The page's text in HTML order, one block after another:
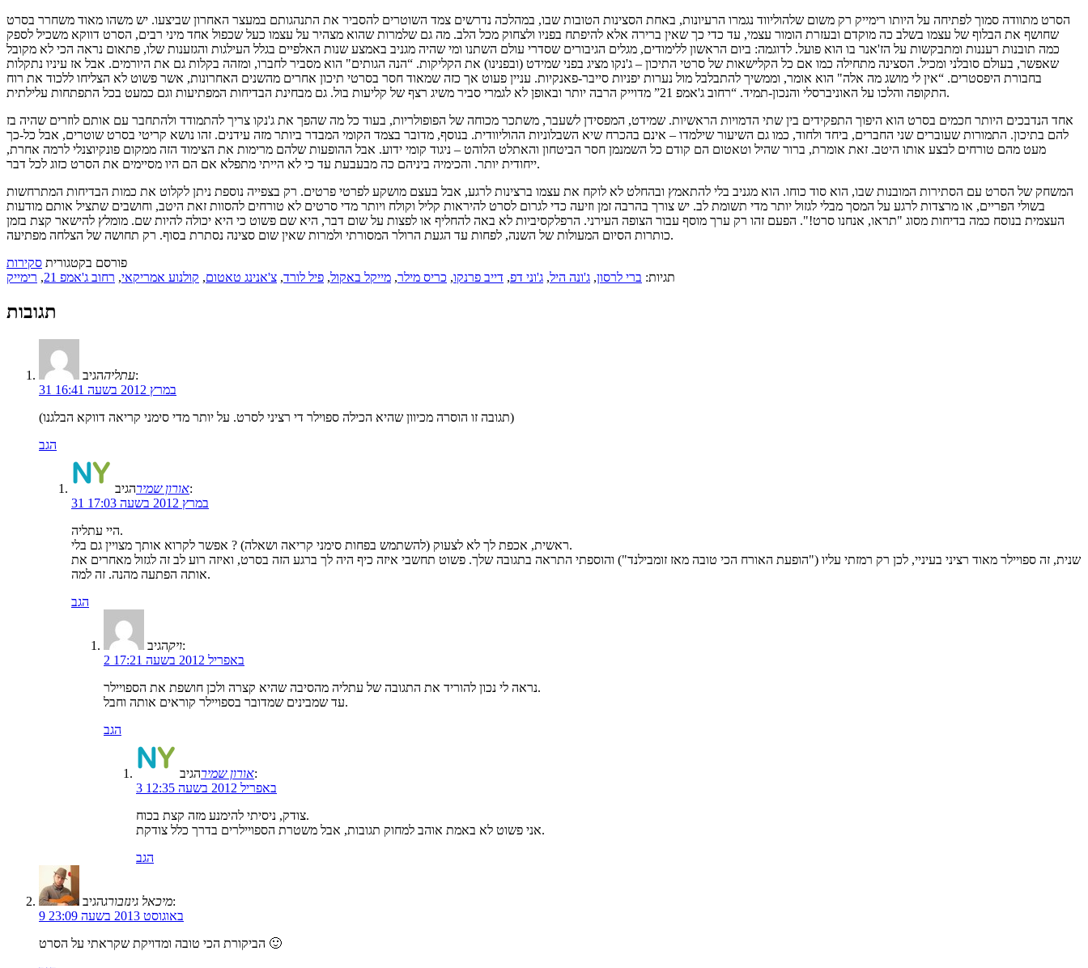
הסרט מתוודה סמוך לפתיחה על היותו רימייק רק משום שלהוליווד נגמרו הרעיונות, באחת הסצינות הטובות שבו, במהלכה נדרשים צמד השוטרים להסביר את התנהגותם במעצר האחרון שביצעו. יש משהו מאוד משחרר בסרט
שחושף את הבלוף של עצמו בשלב כה מוקדם ובעזרת הומור עצמי, עד כדי כך שאין ברירה אלא להיפתח בפניו ולצחוק מכל הלב. מה גם שלמרות שהוא מצהיר על עצמו כעל שכפול אחד מיני רבים, הסרט דווקא משכיל לספק
כמה תובנות רעננות ומתבקשות על הז'אנר בו הוא פועל. לדוגמה: ביום הראשון ללימודים, מגלים הגיבורים שסדרי עולם השתנו ומי שהיה מגניב באמצע שנות האלפיים בגלל העילגות והגזענות שלו, פתאום נראה הכי לא מקובל
שאפשר, בעולם סובלני ומכיל. הסצינה מתחילה כמו אם כל הקלישאות של סרטי התיכון – ג'נקו מציג בפני שמידט (ובפנינו) את הקליקות. “הנה הגותים" הוא מסביר לחברו, ומזהה בקלות גם את היורמים. אבל אז עיניו נתקלות
בחבורת היפסטרים. “אין לי מושג מה אלה" הוא אומר, וממשיך להתבלבל מול נערות יפניות סייבר-פאנקיות. עניין פעוט אך כזה שמאוד חסר בסרטי תיכון אחרים מהשנים האחרונות, אשר פשוט לא הצליחו ללכוד את רוח
התקופה והלכו על האוניברסלי והנכון-תמיד. “רחוב ג'אמפ 21” מדוייק הרבה יותר ובאופן לא לגמרי סביר משיג רצף של קליעות בול. גם מבחינת הבדיחות המפתיעות וגם כמעט בכל התפתחות עלילתית.
אחד הנדבכים היותר חכמים בסרט הוא היפוך התפקידים בין שתי הדמויות הראשיות. שמידט, המפסידן לשעבר, משתכר מכוחה של הפופולריות, בעוד כל מה שהפך את ג'נקו צריך להתמודד ולהתחבר עם אותם לוזרים שהיה בז
להם בתיכון. התמורות שעוברים שני החברים, ביחד ולחוד, כמו גם השיעור שילמדו – אינם בהכרח שיא השבלוניות ההוליוודית. בנוסף, מדובר בצמד הקומי המבדר ביותר מזה עידנים. זהו נושא קריטי בסרט שוטרים, אבל כל-כך
מעט מהם טורחים לבצע אותו היטב. זאת אומרת, ברור שהיל וטאטום הם קודם כל השמנמן חסר הביטחון והאתלט הלוהט – ניגוד קומי ידוע. אבל ההופעות שלהם מרימות את הצימוד הזה ממקום פונקיוצנלי לרמה אחרת,
ייחודית יותר. והכימיה ביניהם כה מבעבעת עד כי לא הייתי מתפלא אם הם היו מסיימים את הסרט כזוג לכל דבר.
המשחק של הסרט עם הסתירות המובנות שבו, הוא סוד כוחו. הוא מגניב בלי להתאמץ ובהחלט לא לוקח את עצמו ברצינות לרגע, אבל בעצם מושקע לפרטי פרטים. רק בצפייה נוספת ניתן לקלוט את כמות הבדיחות המתרחשות
בשולי הפריים, או מרצדות לרגע על המסך מבלי לגזול יותר מדי תשומת לב. יש צורך בהרבה זמן וזיעה כדי לגרום לסרט להיראות קליל וקולח ויותר מדי סרטים לא טורחים להסוות זאת היטב, וחושבים שתציל אותם מודעות
העצמית בנוסח כמה בדיחות מסוג "תראו, אנחנו סרט!". הפעם זהו רק ערך מוסף עבור הצופה העירני. הרפלקסיביות לא באה להחליף או לפצות על שום דבר, היא שם פשוט כי היא יכולה להיות שם. מומלץ להישאר קצת בזמן
כותרות הסיום המעולות של השנה, לפחות עד הגעת הרולר המסורתי ולמרות שאין שום סצינה נסתרת בסוף. רק תחושה של הצלחה מפתיעה.
פורסם בקטגורית סקירות
תגיות: ברי לרסון, ג'ונה היל, ג'וני דפ, דייב פרנקו, כריס מילר, מייקל באקול, פיל לורד, צ'אנינג טאטום, קולנוע אמריקאי, רחוב ג'אמפ 21 , רימייק
תגובות
עתליההגיב:
31 במרץ 2012 בשעה 16:41
(תגובה זו הוסרה מכיוון שהיא הכילה ספוילר די רציני לסרט. על יותר מדי סימני קריאה דווקא הבלגנו)
הגב
אורון שמירהגיב:
31 במרץ 2012 בשעה 17:03
היי עתליה.
ראשית, אכפת לך לא לצעוק (להשתמש בפחות סימני קריאה ושאלה) ? אפשר לקרוא אותך מצויין גם בלי.
שנית, זה ספויילר מאוד רציני בעיניי, לכן רק רמזתי עליו ("הופעת האורח הכי טובה מאז זומבילנד") והוספתי התראה בתגובה שלך. פשוט תחשבי איזה כיף היה לך ברגע הזה בסרט, ואיזה רוע לב זה לגזול מאחרים את
אותה הפתעה מהנה. זה למה.
הגב
ויקהגיב:
2 באפריל 2012 בשעה 17:21
נראה לי נכון להוריד את התגובה של עתליה מהסיבה שהיא קצרה ולכן חושפת את הספויילר.
עד שמבינים שמדובר בספויילר קוראים אותה וחבל.
הגב
אורון שמירהגיב:
3 באפריל 2012 בשעה 12:35
צודק, ניסיתי להימנע מזה קצת בכוח.
אני פשוט לא באמת אוהב למחוק תגובות, אבל משטרת הספויילרים בדרך כלל צודקת.
הגב
מיכאל גינזבורגהגיב:
9 באוגוסט 2013 בשעה 23:09
הביקורת הכי טובה ומדויקת שקראתי על הסרט 🙂